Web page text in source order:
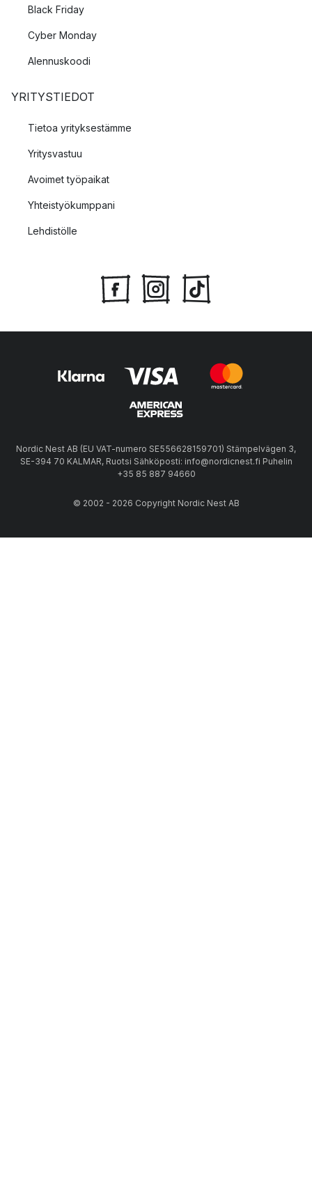
Black Friday
Cyber Monday
Alennuskoodi
YRITYSTIEDOT
Tietoa yrityksestämme
Yritysvastuu
Avoimet työpaikat
Yhteistyökumppani
Lehdistölle
Nordic Nest AB (EU VAT-numero SE556628159701) Stämpelvägen 3,
SE-394 70 KALMAR, Ruotsi Sähköposti: info@nordicnest.fi Puhelin
+35 85 887 94660
© 2002 - 2026 Copyright Nordic Nest AB